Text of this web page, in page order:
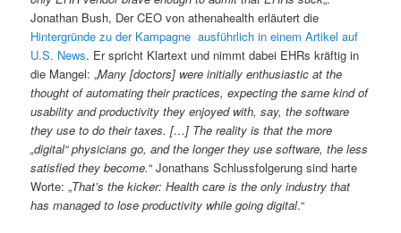
Jonathan Bush, Der CEO von athenahealth erläutert die
Hintergründe zu der Kampagne ausführlich in einem Artikel auf
U.S. News. Er spricht Klartext und nimmt dabei EHRs kräftig in
die Mangel: „Many [doctors] were initially enthusiastic at the
thought of automating their practices, expecting the same kind of
usability and productivity they enjoyed with, say, the software
they use to do their taxes. […] The reality is that the more
„digital“ physicians go, and the longer they use software, the less
satisfied they become.“ Jonathans Schlussfolgerung sind harte
Worte: „That’s the kicker: Health care is the only industry that
has managed to lose productivity while going digital.“